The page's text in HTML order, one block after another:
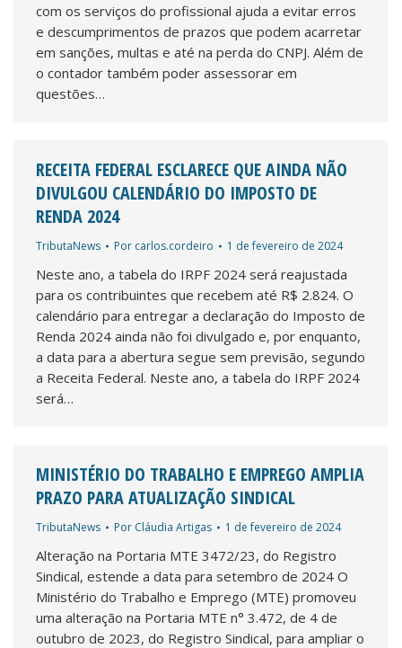
com os serviços do profissional ajuda a evitar erros
e descumprimentos de prazos que podem acarretar
em sanções, multas e até na perda do CNPJ. Além de
o contador também poder assessorar em
questões…
RECEITA FEDERAL ESCLARECE QUE AINDA NÃO
DIVULGOU CALENDÁRIO DO IMPOSTO DE
RENDA 2024
TributaNews Por carlos.cordeiro 1 de fevereiro de 2024
Neste ano, a tabela do IRPF 2024 será reajustada
para os contribuintes que recebem até R$ 2.824. O
calendário para entregar a declaração do Imposto de
Renda 2024 ainda não foi divulgado e, por enquanto,
a data para a abertura segue sem previsão, segundo
a Receita Federal. Neste ano, a tabela do IRPF 2024
será…
MINISTÉRIO DO TRABALHO E EMPREGO AMPLIA
PRAZO PARA ATUALIZAÇÃO SINDICAL
TributaNews Por Cláudia Artigas 1 de fevereiro de 2024
Alteração na Portaria MTE 3472/23, do Registro
Sindical, estende a data para setembro de 2024 O
Ministério do Trabalho e Emprego (MTE) promoveu
uma alteração na Portaria MTE n° 3.472, de 4 de
outubro de 2023, do Registro Sindical, para ampliar o